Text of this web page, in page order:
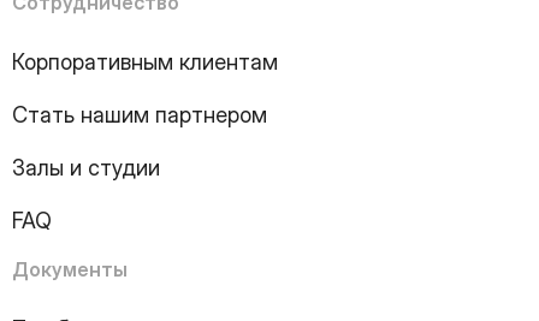
Корпоративным клиентам
Стать нашим партнером
Залы и студии
FAQ
Документы